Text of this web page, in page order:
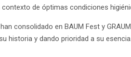
de óptimas condiciones
consolidado en BAUM Fest y
y dando prioridad a su